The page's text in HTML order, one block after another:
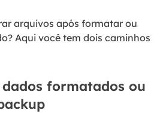
arquivos após formatar ou
Aqui você tem dois caminhos
formatados ou